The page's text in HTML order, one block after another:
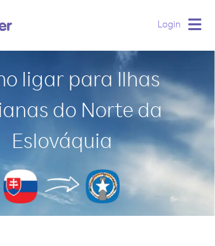
Login
ligar para Ilhas
do Norte da
Eslováquia